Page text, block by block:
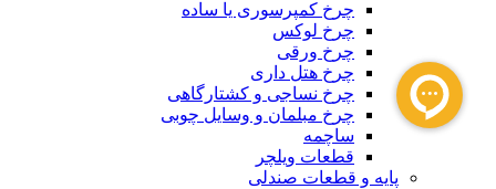
چرخ کمپرسوری یا ساده
چرخ لوکس
چرخ ورقی
چرخ هتل داری
چرخ نساجی و کشتارگاهی
چرخ مبلمان و وسایل چوبی
ساچمه
قطعات ویلچر
پایه و قطعات صندلی